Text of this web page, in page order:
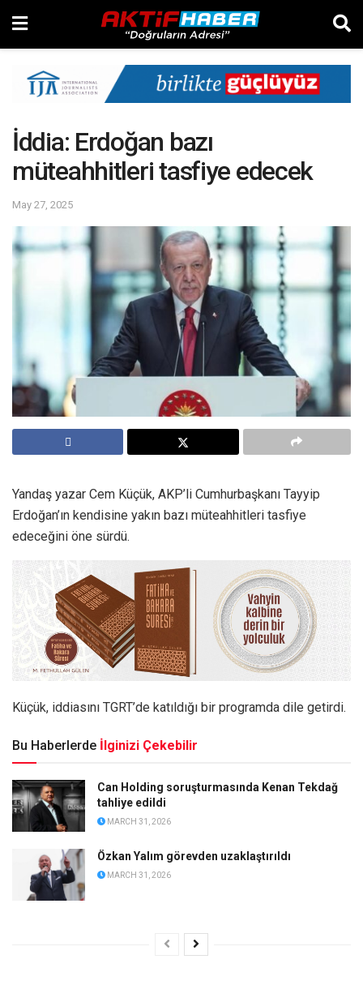
İddia: Erdoğan bazı
müteahhitleri tasfiye edecek
May 27, 2025
Yandaş yazar Cem Küçük, AKP’li Cumhurbaşkanı Tayyip
Erdoğan’ın kendisine yakın bazı müteahhitleri tasfiye
edeceğini öne sürdü.
Küçük, iddiasını TGRT’de katıldığı bir programda dile getirdi.
Bu Haberlerde İlginizi Çekebilir
Can Holding soruşturmasında Kenan Tekdağ
tahliye edildi
MARCH 31, 2026
Özkan Yalım görevden uzaklaştırıldı
MARCH 31, 2026